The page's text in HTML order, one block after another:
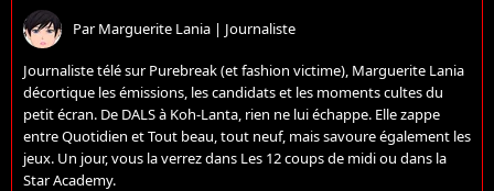
ParMarguerite Lania | Journaliste
Journaliste télé sur Purebreak (et fashion victime), Marguerite Lania
décortique les émissions, les candidats et les moments cultes du
petit écran. De DALS à Koh-Lanta, rien ne lui échappe. Elle zappe
entre Quotidien et Tout beau, tout neuf, mais savoure également les
jeux. Un jour, vous la verrez dans Les 12 coups de midi ou dans la
Star Academy.